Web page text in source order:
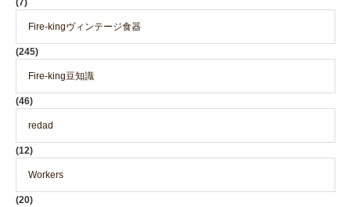
(7)
Fire-kingヴィンテージ食器
(245)
Fire-king豆知識
(46)
redad
(12)
Workers
(20)